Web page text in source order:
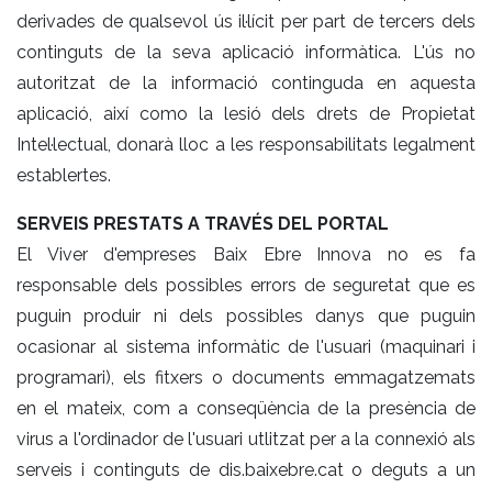
derivades de qualsevol ús il·lícit per part de tercers dels
continguts de la seva aplicació informàtica. L'ús no
autoritzat de la informació continguda en aquesta
aplicació, així como la lesió dels drets de Propietat
Intel·lectual, donarà lloc a les responsabilitats legalment
establertes.
SERVEIS PRESTATS A TRAVÉS DEL PORTAL
El Viver d'empreses Baix Ebre Innova no es fa
responsable dels possibles errors de seguretat que es
puguin produir ni dels possibles danys que puguin
ocasionar al sistema informàtic de l'usuari (maquinari i
programari), els fitxers o documents emmagatzemats
en el mateix, com a conseqüència de la presència de
virus a l'ordinador de l'usuari utlitzat per a la connexió als
serveis i continguts de dis.baixebre.cat o deguts a un